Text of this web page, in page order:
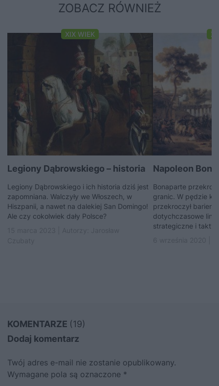
ZOBACZ RÓWNIEŻ
XIX WIEK
Legiony Dąbrowskiego – historia
Legiony Dąbrowskiego i ich historia dziś jest
zapomniana. Walczyły we Włoszech, w
Hiszpanii, a nawet na dalekiej San Domingo!
Ale czy cokolwiek dały Polsce?
Napoleon
Bonaparte
granic. W pędzie ku
przekroczył
dotychczasowe
strategiczne i
KOMENTARZE (19)
Dodaj komentarz
Twój adres e-mail nie zostanie opublikowany.
Wymagane pola są oznaczone *